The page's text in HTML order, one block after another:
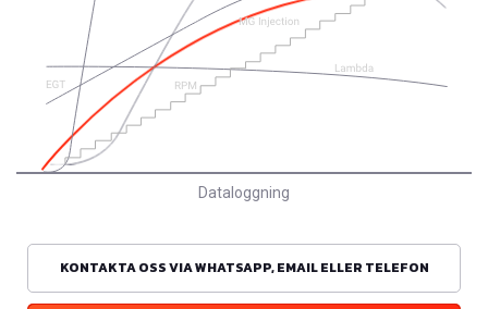
Dataloggning
KONTAKTA OSS VIA WHATSAPP, EMAIL ELLER TELEFON